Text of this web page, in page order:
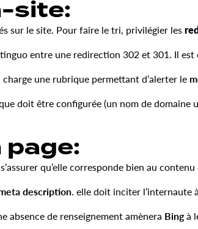
site:
sur le site. Pour faire le tri, privilégier les
entre une redirection 302 et 301. Il
une rubrique permettant d’alerter le
doit être configurée (un nom de domaine
qu’elle corresponde bien au contenu
description. elle doit inciter l’internaute
absence de renseignement amènera Bingà